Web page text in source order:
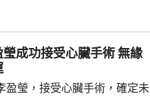
實現逆轉，...
成功接受心臟手術 無緣
盈瑩，接受心臟手術，確定未